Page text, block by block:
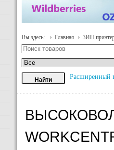
Вы здесь: Главная ЗИП
Расширенный